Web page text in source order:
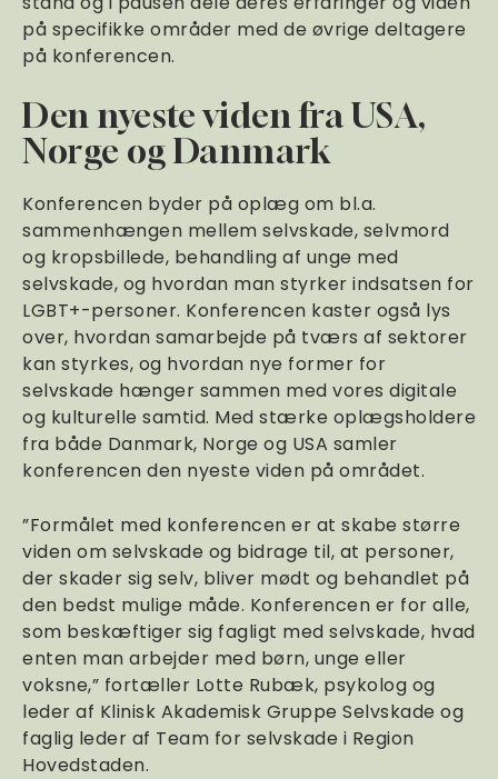
på specifikke områder med de øvrige deltagere
på konferencen.
Den nyeste viden fra USA,
Norge og Danmark
Konferencen byder på oplæg om bl.a.
sammenhængen mellem selvskade, selvmord
og kropsbillede, behandling af unge med
selvskade, og hvordan man styrker indsatsen for
LGBT+-personer. Konferencen kaster også lys
over, hvordan samarbejde på tværs af sektorer
kan styrkes, og hvordan nye former for
selvskade hænger sammen med vores digitale
og kulturelle samtid. Med stærke oplægsholdere
fra både Danmark, Norge og USA samler
konferencen den nyeste viden på området.
”Formålet med konferencen er at skabe større
viden om selvskade og bidrage til, at personer,
der skader sig selv, bliver mødt og behandlet på
den bedst mulige måde. Konferencen er for alle,
som beskæftiger sig fagligt med selvskade, hvad
enten man arbejder med børn, unge eller
voksne,” fortæller Lotte Rubæk, psykolog og
leder af Klinisk Akademisk Gruppe Selvskade og
faglig leder af Team for selvskade i Region
Hovedstaden.